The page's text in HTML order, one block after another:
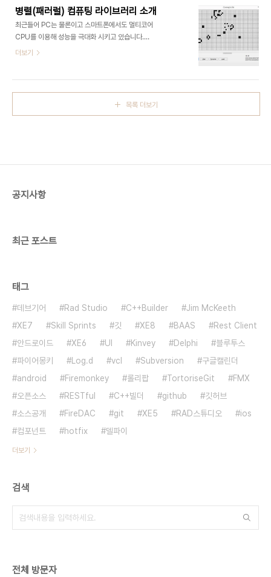
커스텀 뷰를 추가하면 가능합니다. 자세한 내용은 짐
매키트의 글을 통해 확인해 주세
요.http://delphi.org/2014/09/hello-moto-
360-from-delphi-xe7/
병렬(패러럴) 컴퓨팅 라이브러리 소개
최근들어 PC는 물론이고 스마트폰에서도 멀티코어
CPU를 이용해 성능을 극대화 시키고 있습니다.
RAD Studio는 XE7에서 이러한 멀티코어 CPU를
럴 컴퓨팅 라이브러리(Parallel Computing
더보기
목록 더보기
공지사항
최근 포스트
태그
데브기어 Rad Studio C++Builder
Jim McKeeth
XE7
Skill Sprints 깃 XE8 BAAS
Rest Client
안드로이드
XE6 UI Kinvey Delphi
블루투스
파이어몽키
Log.d vcl Subversion
구글캘린더
android
Firemonkey 롤리팝 TortoriseGit
FMX
오픈소스
RESTful C++빌더 github
깃허브
소스공개
FireDAC git XE5 RAD스튜디오
ios
컴포넌트
hotfix 델파이
더보기
검색
전체 방문자